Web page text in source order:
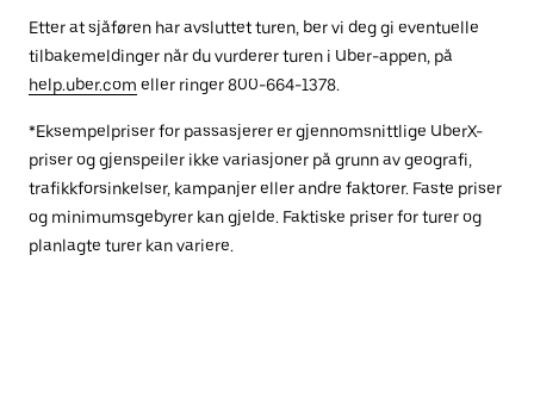
Etter at sjåføren har avsluttet turen, ber vi deg gi eventuelle
tilbakemeldinger når du vurderer turen i Uber-appen, på
help.uber.com eller ringer 800-664-1378.
*Eksempelpriser for passasjerer er gjennomsnittlige UberX-
priser og gjenspeiler ikke variasjoner på grunn av geografi,
trafikkforsinkelser, kampanjer eller andre faktorer. Faste priser
og minimumsgebyrer kan gjelde. Faktiske priser for turer og
planlagte turer kan variere.